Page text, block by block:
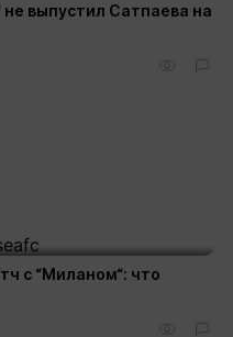
не выпустил Сатпаева на
с “Миланом“: что